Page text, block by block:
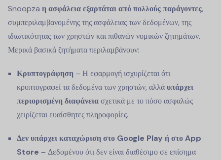
Snoopza η ασφάλεια εξαρτάται από πολλούς παράγοντες,
συμπεριλαμβανομένης της ασφάλειας των δεδομένων, της
ιδιωτικότητας των χρηστών και πιθανών νομικών ζητημάτων.
Μερικά βασικά ζητήματα περιλαμβάνουν:
Κρυπτογράφηση – Η εφαρμογή ισχυρίζεται ότι
κρυπτογραφεί τα δεδομένα των χρηστών, αλλάυπάρχει
περιορισμένη διαφάνειασχετικά με το πόσο ασφαλώς
χειρίζεται ευαίσθητες πληροφορίες.
Δεν υπάρχει καταχώριση στο Google Play ή στο App
Store – Δεδομένου ότι δεν είναι διαθέσιμο σε επίσημα